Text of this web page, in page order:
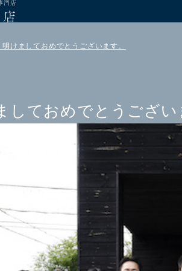
けましておめでとうございます。
ておめでとうござい